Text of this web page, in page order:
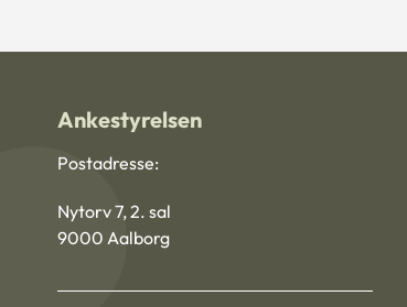
Ankestyrelsen
Postadresse:
Nytorv 7, 2. sal
9000 Aalborg